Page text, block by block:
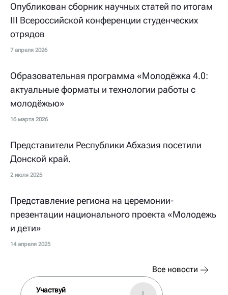
Опубликован сборник научных статей по итогам
III Всероссийской конференции студенческих
отрядов
7 апреля 2026
Образовательная программа «Молодёжка 4.0:
актуальные форматы и технологии работы с
молодёжью»
16 марта 2026
Представители Республики Абхазия посетили
Донской край.
2 июля 2025
Представление региона на церемонии-
презентации национального проекта «Молодежь
и дети»
14 апреля 2025
Все новости
Участвуй